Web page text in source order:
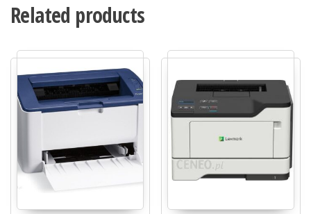
Related products